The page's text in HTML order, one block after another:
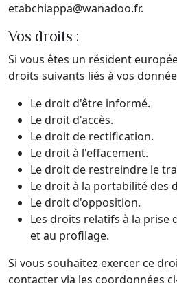
etabchiappa@wanadoo.fr.
Vos droits :
Si vous êtes un résident
droits suivants liés à vos
Le droit d'être informé.
Le droit d'accès.
Le droit de rectification.
Le droit à l'effacement.
Le droit de restreindre le
Le droit à la portabilité des
Le droit d'opposition.
Les droits relatifs à la prise
et au profilage.
Si vous souhaitez exercer ce
contacter via les coordonnées